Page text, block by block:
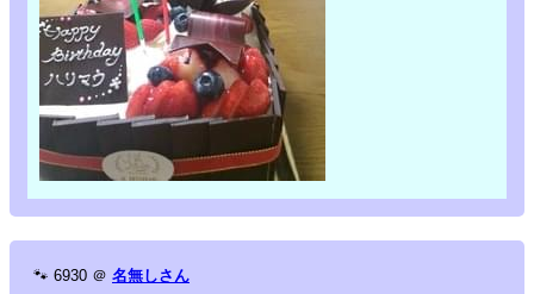
🐾 6930 ＠ 名無しさん